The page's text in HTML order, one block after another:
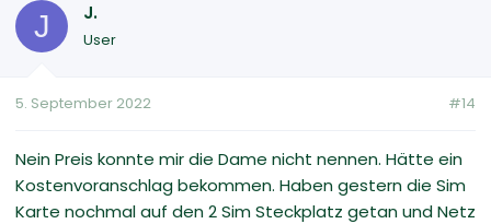
J J.
User
5. September 2022 #14
Nein Preis konnte mir die Dame nicht nennen. Hätte ein
Kostenvoranschlag bekommen. Haben gestern die Sim
Karte nochmal auf den 2 Sim Steckplatz getan und Netz